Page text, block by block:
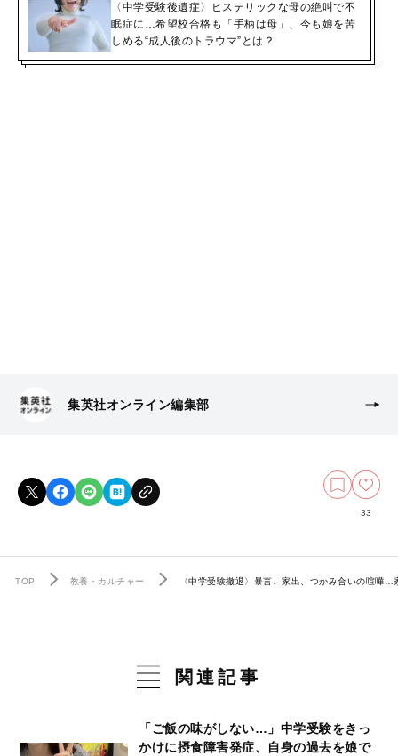
〈中学受験後遺症〉ヒステリックな母の絶叫で不
眠症に…希望校合格も「手柄は母」、今も娘を苦
しめる“成人後のトラウマ”とは？
集英社オンライン編集部
33
TOP 教養・カルチャー 〈中学受験撤退〉暴言、家出、つかみ合いの喧嘩
関連記事
「ご飯の味がしない…」中学受験をきっ
かけに摂食障害発症、自身の過去を娘で